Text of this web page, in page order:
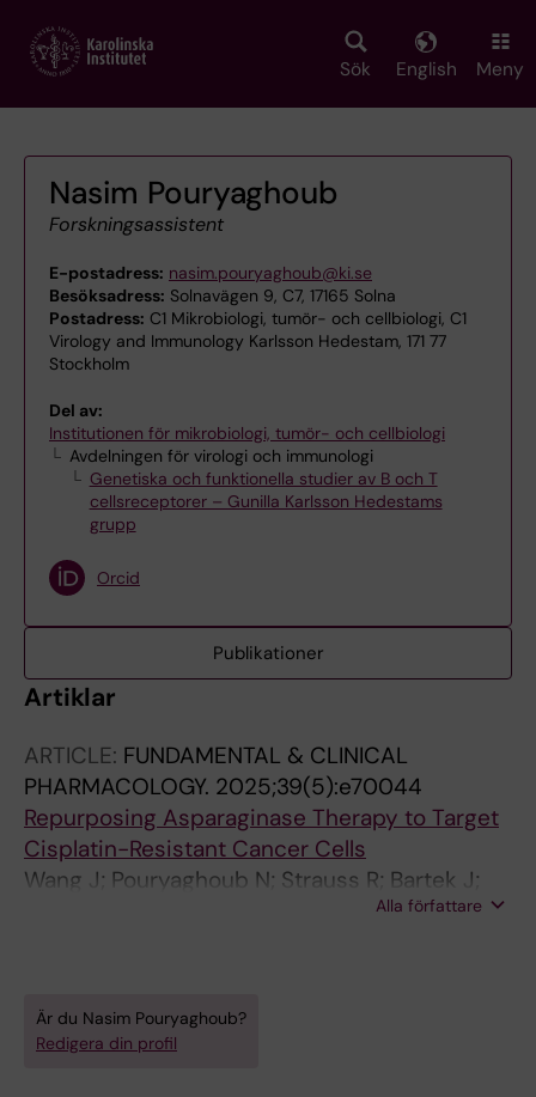
main
Sök English Meny
Nasim Pouryaghoub
Forskningsassistent
E-postadress: nasim.pouryaghoub@ki.se
Besöksadress: Solnavägen 9, C7, 17165 Solna
Postadress: C1 Mikrobiologi, tumör- och cellbiologi, C1
Virology and Immunology Karlsson Hedestam, 171 77
Stockholm
Del av:
Institutionen för mikrobiologi, tumör- och cellbiologi
Avdelningen för virologi och immunologi
Genetiska och funktionella studier av B och T
cellsreceptorer – Gunilla Karlsson Hedestams
grupp
Orcid
Publikationer
Artiklar
ARTICLE: FUNDAMENTAL & CLINICAL
PHARMACOLOGY. 2025;39(5):e70044
Repurposing Asparaginase Therapy to Target
Cisplatin-Resistant Cancer Cells
Wang J; Pouryaghoub N; Strauss R; Bartek J;
Alla författare
Är du Nasim Pouryaghoub?
Redigera din profil